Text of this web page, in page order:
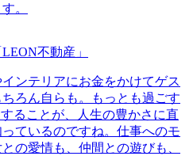
。
不動産」
ンテリアにお金をかけてゲス
ろん自らも。もっとも過ごす
ることが、人生の豊かさに直
ているのですね。仕事へのモ
の愛情も、仲間との遊びも、